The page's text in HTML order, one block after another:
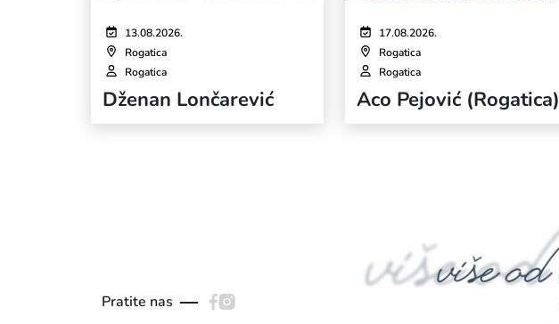
13.08.2026.
Rogatica
Rogatica
Dženan Lončarević
17.08.2026.
Rogatica
Rogatica
Aco Pejović (Rogatica)
Pratite nas